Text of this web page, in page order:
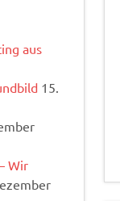
aus
15.
Wir